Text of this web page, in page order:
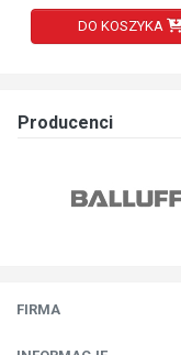
DO KOSZYKA
Producenci
FIRMA